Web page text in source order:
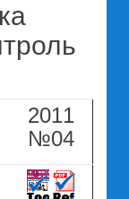
2011
№04